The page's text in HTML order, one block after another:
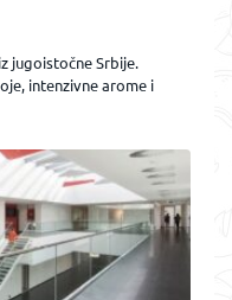
jugoistočne Srbije.
intenzivne arome i